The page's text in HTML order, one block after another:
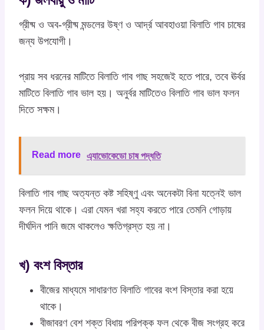
গ্রীষ্ম ও অব-গ্রীষ্ম মন্ডলের উষ্ণ ও আর্দ্র আবহাওয়া বিলাতি গাব চাষের
জন্য উপযোগী।
প্রায় সব ধরনের মাটিতে বিলাতি গাব গাছ সহজেই হতে পারে, তবে ঊর্বর
মাটিতে বিলাতি গাব ভাল হয়। অনুর্বর মাটিতেও বিলাতি গাব ভাল ফলন
দিতে সক্ষম।
Read more এ্যাভোকেডো চাষ পদ্ধতি
বিলাতি গাব গাছ অত্যন্ত কষ্ট সহিষ্ণু এবং অনেকটা বিনা যত্নেই ভাল
ফলন দিয়ে থাকে। এরা যেমন খরা সহ্য করতে পারে তেমনি গোড়ায়
দীর্ঘদিন পানি জমে থাকলেও ক্ষতিগ্রস্ত হয় না।
খ) বংশ বিস্তার
বীজের মাধ্যমে সাধারণত বিলাতি গাবের বংশ বিস্তার করা হয়ে
থাকে।
বীজাবরণ বেশ শক্ত বিধায় পরিপক্ক ফল থেকে বীজ সংগ্রহ করে